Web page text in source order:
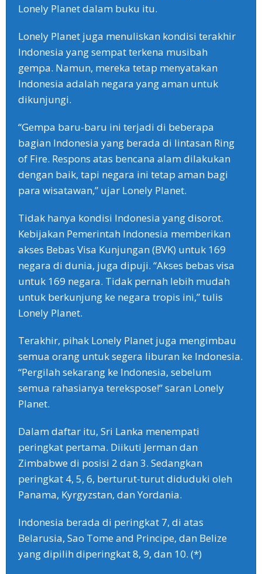
Lonely Planet dalam buku itu.
Lonely Planet juga menuliskan kondisi terakhir
Indonesia yang sempat terkena musibah
gempa. Namun, mereka tetap menyatakan
Indonesia adalah negara yang aman untuk
dikunjungi.
“Gempa baru-baru ini terjadi di beberapa
bagian Indonesia yang berada di lintasan Ring
of Fire. Respons atas bencana alam dilakukan
dengan baik, tapi negara ini tetap aman bagi
para wisatawan,” ujar Lonely Planet.
Tidak hanya kondisi Indonesia yang disorot.
Kebijakan Pemerintah Indonesia memberikan
akses Bebas Visa Kunjungan (BVK) untuk 169
negara di dunia, juga dipuji. “Akses bebas visa
untuk 169 negara. Tidak pernah lebih mudah
untuk berkunjung ke negara tropis ini,” tulis
Lonely Planet.
Terakhir, pihak Lonely Planet juga mengimbau
semua orang untuk segera liburan ke Indonesia.
“Pergilah sekarang ke Indonesia, sebelum
semua rahasianya terekspose!” saran Lonely
Planet.
Dalam daftar itu, Sri Lanka menempati
peringkat pertama. Diikuti Jerman dan
Zimbabwe di posisi 2 dan 3. Sedangkan
peringkat 4, 5, 6, berturut-turut diduduki oleh
Panama, Kyrgyzstan, dan Yordania.
Indonesia berada di peringkat 7, di atas
Belarusia, Sao Tome and Principe, dan Belize
yang dipilih diperingkat 8, 9, dan 10. (*)